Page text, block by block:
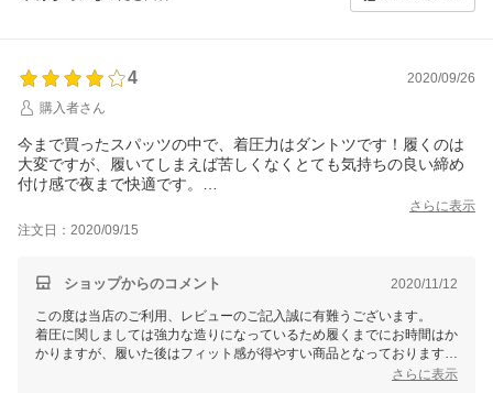
4
2020/09/26
購入者さん
今まで買ったスパッツの中で、着圧力はダントツです！履くのは
大変ですが、履いてしまえば苦しくなくとても気持ちの良い締め
付け感で夜まで快適です。
ただ、届いて履こうとしたら股と左足の接続部分に小さな穴があ
り、そこから履くたびに徐々に伝線が広がっていってます。
さらに表示
注文日：2020/09/15
ショップからのコメント 2020/11/12
この度は当店のご利用、レビューのご記入誠に有難うございます。
着圧に関しましては強力な造りになっているため履くまでにお時間はか
かりますが、履いた後はフィット感が得やすい商品となっております。
さらに表示